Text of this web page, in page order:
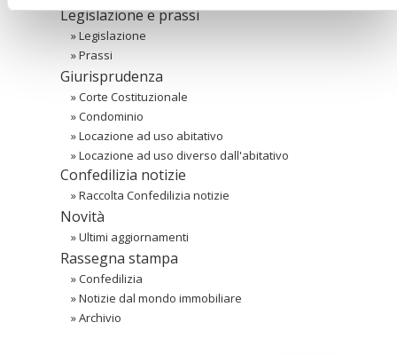
Legislazione e prassi
» Legislazione
»Prassi
Giurisprudenza
»Corte Costituzionale
»Condominio
»Locazione ad uso abitativo
»Locazione ad uso diverso dall'abitativo
Confedilizia notizie
»Raccolta Confedilizia notizie
Novità
»Ultimi aggiornamenti
Rassegna stampa
»Confedilizia
»Notizie dal mondo immobiliare
»Archivio